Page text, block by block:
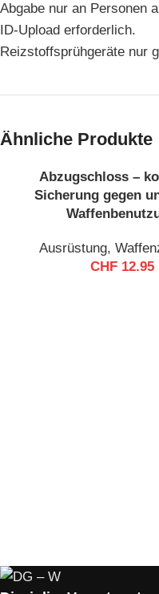
Abgabe nur an Personen
ID-Upload erforderlich.
Reizstoffsprühgeräte nur
Ähnliche Produkte
AUSV
ERKA
Abzugschloss –
Sicherung gegen
Ausrüstung,
CHF12.95